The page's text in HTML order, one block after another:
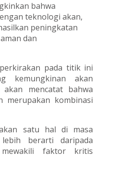
bahwa
teknologi akan,
peningkatan
dan
pada titik ini
kemungkinan akan
mencatat bahwa
merupakan kombinasi
satu hal di masa
berarti daripada
faktor kritis